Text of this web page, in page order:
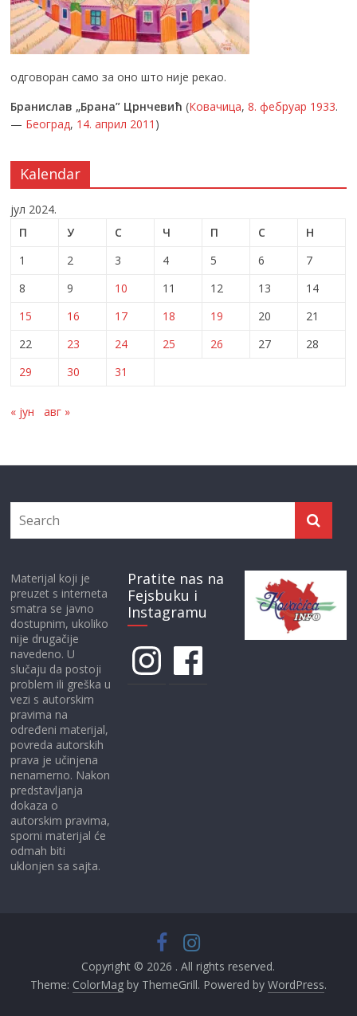
одговоран само за оно што није рекао.
Бранислав „Брана” Црнчевић (Ковачица,8. фебруар 1933.
— Београд, 14. април 2011 )
Kalendar
јул 2024.
П
У С Ч П С
Н
1
2 3 4 5 6
7
8
9 10 11 12 13
14
15
16 17 18 19 20
21
22
23 24 25 26 27
28
29
30 31
« јун авг »
Materijal koji je
preuzet s interneta
smatra se javno
dostupnim, ukoliko
nije drugačije
navedeno. U
slučaju da postoji
problem ili greška u
vezi s autorskim
pravima na
određeni materijal,
povreda autorskih
prava je učinjena
nenamerno. Nakon
predstavljanja
dokaza o
autorskim pravima,
sporni materijal će
odmah biti
uklonjen sa sajta.
Pratite nas na
Fejsbuku i
Instagramu
InstagramFacebook
Copyright © 2026 . All rights reserved.
Theme: ColorMagby ThemeGrill. Powered by WordPress.